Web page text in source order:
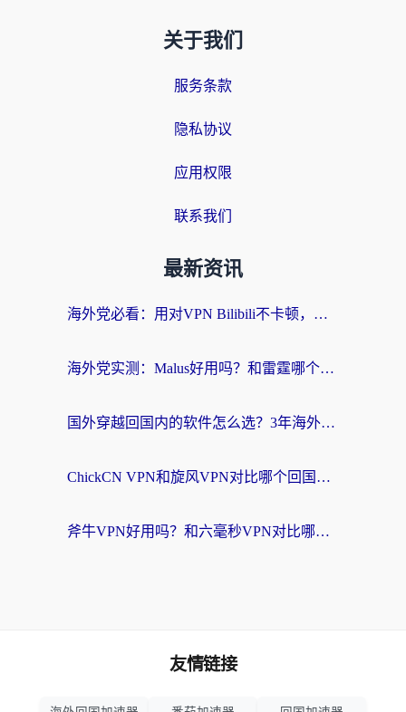
关于我们
服务条款
隐私协议
应用权限
联系我们
最新资讯
海外党必看：用对VPN Bilibili不卡顿，英国玩国内游戏也丝滑——2026回国加速器选择指南
海外党实测：Malus好用吗？和雷霆哪个好？+ 3款热门加速器深度对比
国外穿越回国内的软件怎么选？3年海外党亲测实用指南，告别地域限制
ChickCN VPN和旋风VPN对比哪个回国效果更好？海外党实测回国内网神器指南
斧牛VPN好用吗？和六毫秒VPN对比哪个回国效果更好？海外党亲测实用指南
友情链接